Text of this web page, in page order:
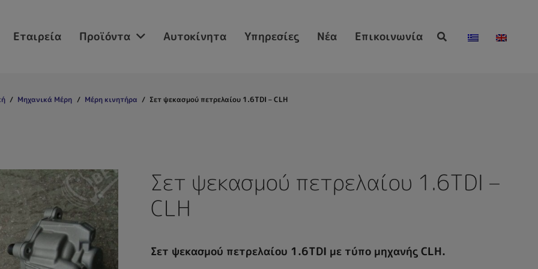
Εταιρεία Προϊόντα Αυτοκίνητα Υπηρεσίες Νέα Επικοινωνία
/ Μηχανικά Μέρη / Μέρη κινητήρα / Σετ ψεκασμού πετρελαίου 1.6TDI – CLH
Σετ ψεκασμού πετρελαίου 1.6TDI –
CLH
Σετ ψεκασμού πετρελαίου 1.6TDI με τύπο μηχανής CLH.